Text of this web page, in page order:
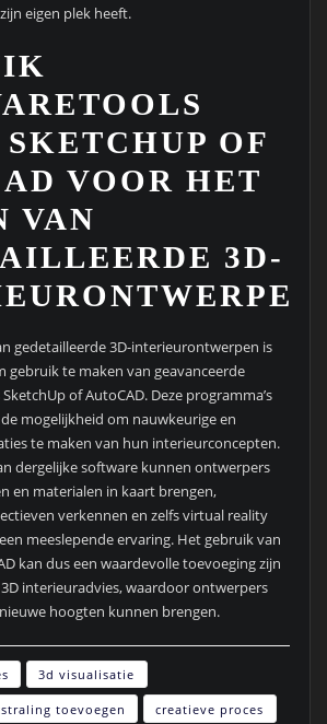
eigen plek heeft.
OF
VOOR HET
VAN
3D-
gedetailleerde 3D-interieurontwerpen is
gebruik te maken van geavanceerde
of AutoCAD. Deze programma’s
mogelijkheid om nauwkeurige en
te maken van hun interieurconcepten.
dergelijke software kunnen ontwerpers
en materialen in kaart brengen,
verkennen en zelfs virtual reality
meeslepende ervaring. Het gebruik van
kan dus een waardevolle toevoeging zijn
interieuradvies, waardoor ontwerpers
hoogten kunnen brengen.
3d visualisatie
toevoegen creatieve proces